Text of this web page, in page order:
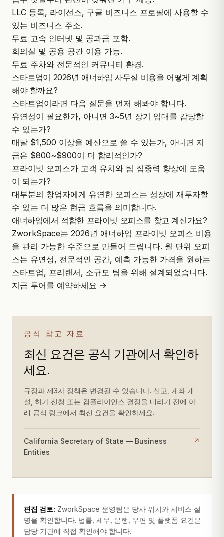
LLC 등록, 라이선스, 구글 비즈니스 프로필에 사용할 수
있는 비즈니스 주소.
무료 고속 인터넷 및 공과금 포함.
회의실 및 공용 공간 이용 가능.
무료 주차와 전문적인 커뮤니티 환경.
스타트업이 2026년 애너하임 사무실 비용을 어떻게 계획
해야 할까요?
스타트업이라면 다음 질문을 먼저 해봐야 합니다.
유연성이 필요한가, 아니면 3~5년 장기 임대를 감당할
수 있는가?
매달 $1,500 이상을 예산으로 쓸 수 있는가, 아니면 지
금은 $800~$900이 더 합리적인가?
프라이빗 오피스가 고객 유치와 팀 집중력 향상에 도움
이 되는가?
대부분의 창업자에게 유연한 오피스는 성장에 재투자할
수 있는 더 많은 현금 흐름을 의미합니다.
애너하임에서 적합한 프라이빗 오피스를 찾고 계신가요?
ZworkSpace는 2026년 애너하임 프라이빗 오피스 비용
을 관리 가능한 수준으로 만들어 드립니다. 월 단위 오피
스는 유연성, 전문적인 공간, 예측 가능한 가격을 원하는
스타트업, 프리랜서, 소규모 팀을 위해 설계되었습니다.
지금 투어를 예약하세요 →
공식 참고 자료
최신 요건은 공식 기관에서 확인하
세요.
규정과 제3자 정책은 변경될 수 있습니다. 신고, 계좌 개
설, 허가 신청 또는 컴플라이언스 결정을 내리기 전에 아
래 공식 링크에서 최신 요건을 확인하세요.
California Secretary of State — Business
Entities
↗
편집 검토: ZworkSpace 운영팀은 당사 위치와 서비스 설
명을 확인합니다. 법률, 세무, 은행, 우편 및 플랫폼 요건은
담당 기관에 직접 확인해야 합니다.